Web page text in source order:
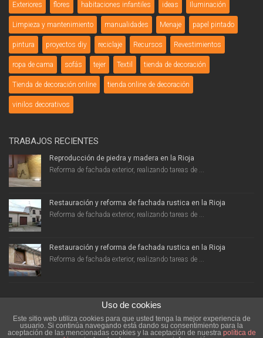
Exteriores flores habitaciones infantiles ideas Iluminación
Limpieza y mantenimiento manualidades Menaje papel pintado
pintura proyectos diy reciclaje Recursos Revestimientos
ropa de cama sofás tejer Textil tienda de decoración
Tienda de decoración online tienda online de decoración
vinilos decorativos
TRABAJOS RECIENTES
Reproducción de piedra y madera en la Rioja
Reforma de fachada exterior, realizando tareas de ...
Restauración y reforma de fachada rustica en la Rioja
Reforma de fachada exterior, realizando tareas de ...
Restauración y reforma de fachada rustica en la Rioja
Reforma de fachada exterior, realizando tareas de ...
Decoraciones Aceña 2025 - Todos los derechos reservados
Uso de cookies
Este sitio web utiliza cookies para que usted tenga la mejor experiencia de
usuario. Si continúa navegando está dando su consentimiento para la
aceptación de las mencionadas cookies y la aceptación de nuestra política de